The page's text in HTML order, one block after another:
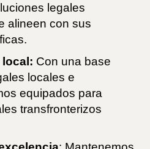
legales
alineen con sus
local: Con una base
locales e
equipados para
transfronterizos